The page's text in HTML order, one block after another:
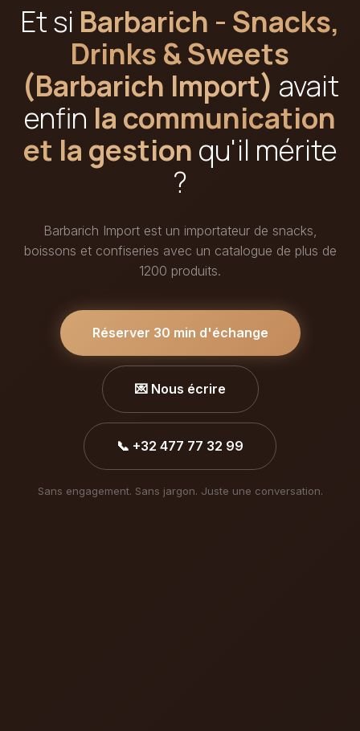
Et si Barbarich - Snacks,
Drinks & Sweets
(Barbarich Import) avait
enfin la communication
et la gestion qu'il mérite
?
Barbarich Import est un importateur de snacks,
boissons et confiseries avec un catalogue de plus de
1200 produits.
Réserver 30 min d'échange
💌 Nous écrire
📞 +32 477 77 32 99
Sans engagement. Sans jargon. Juste une conversation.